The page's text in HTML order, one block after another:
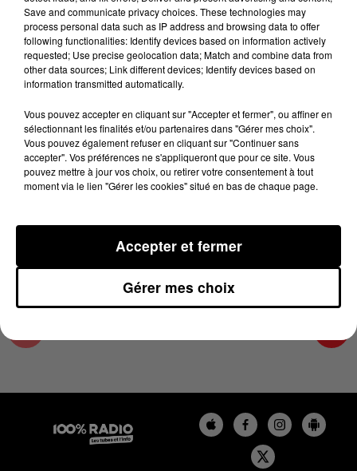
100%
100% Radio l'agenda de l'Ariege
17 juin 2024 - 1 min 14 sec
L'AGENDA DE L'ARIEGE DU 17/06/2024 À
10H38
L'agenda de l'Ariege
Save and communicate privacy choices. These technologies may
process personal data such as IP address and browsing data to offer
following functionalities: Identify devices based on information actively
requested; Use precise geolocation data; Match and combine data from
other data sources; Link different devices; Identify devices based on
information transmitted automatically.
Vous pouvez accepter en cliquant sur "Accepter et fermer", ou affiner en
sélectionnant les finalités et/ou partenaires dans "Gérer mes choix".
Vous pouvez également refuser en cliquant sur "Continuer sans
accepter". Vos préférences ne s'appliqueront que pour ce site. Vous
pouvez mettre à jour vos choix, ou retirer votre consentement à tout
moment via le lien "Gérer les cookies" situé en bas de chaque page.
Gérer mes choix
Accepter et fermer